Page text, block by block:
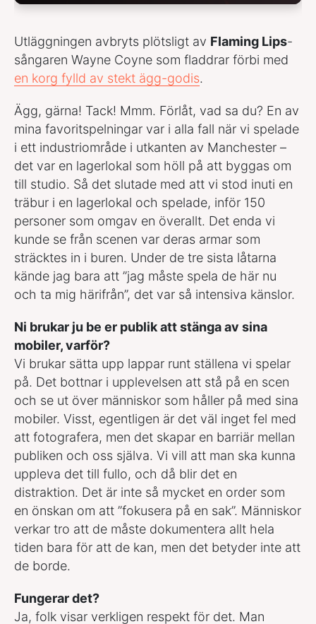
Utläggningen avbryts plötsligt av Flaming Lips-
sångaren Wayne Coyne som fladdrar förbi med
en korg fylld av stekt ägg-godis.
Ägg, gärna! Tack! Mmm. Förlåt, vad sa du? En av
mina favoritspelningar var i alla fall när vi spelade
i ett industriområde i utkanten av Manchester –
det var en lagerlokal som höll på att byggas om
till studio. Så det slutade med att vi stod inuti en
träbur i en lagerlokal och spelade, inför 150
personer som omgav en överallt. Det enda vi
kunde se från scenen var deras armar som
sträcktes in i buren. Under de tre sista låtarna
kände jag bara att ”jag måste spela de här nu
och ta mig härifrån”, det var så intensiva känslor.
Ni brukar ju be er publik att stänga av sina
mobiler, varför?
Vi brukar sätta upp lappar runt ställena vi spelar
på. Det bottnar i upplevelsen att stå på en scen
och se ut över människor som håller på med sina
mobiler. Visst, egentligen är det väl inget fel med
att fotografera, men det skapar en barriär mellan
publiken och oss själva. Vi vill att man ska kunna
uppleva det till fullo, och då blir det en
distraktion. Det är inte så mycket en order som
en önskan om att ”fokusera på en sak”. Människor
verkar tro att de måste dokumentera allt hela
tiden bara för att de kan, men det betyder inte att
de borde.
Fungerar det?
Ja, folk visar verkligen respekt för det. Man